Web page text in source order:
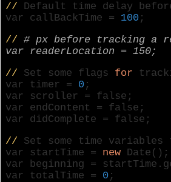
// Default time delay
var callBackTime = 100 ;
// # px before tracking a
var readerLocation = 150;
// Set some flags for
var timer = 0 ;
var scroller = false ;
var endContent = false ;
var didComplete = false ;
// Set some time
var startTime = new Date();
var beginning =
var totalTime = 0 ;